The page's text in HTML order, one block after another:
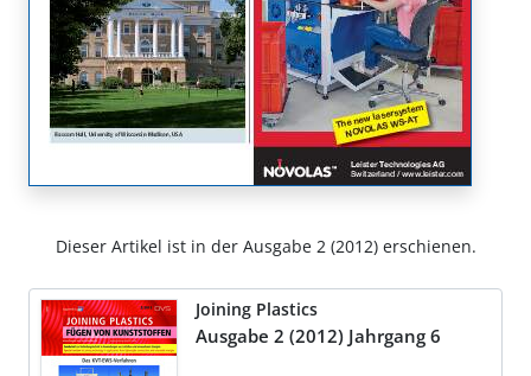
Dieser Artikel ist in der Ausgabe 2 (2012) erschienen.
Joining Plastics
Ausgabe 2 (2012) Jahrgang 6